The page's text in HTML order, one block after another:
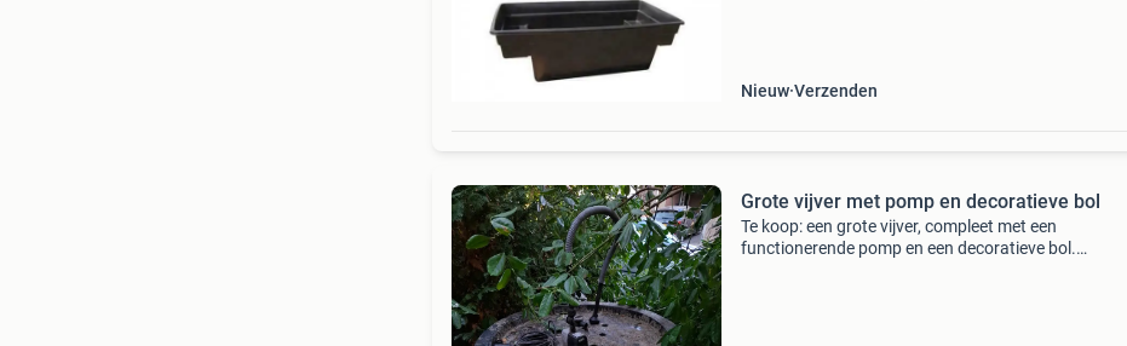
Nieuw Verzenden
Grote vijver met pomp en decoratieve bol
Te koop: een grote vijver, compleet met een
functionerende pomp en een decoratieve bol.